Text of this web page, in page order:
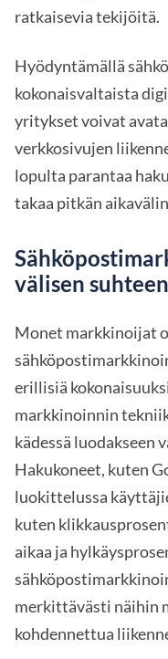
ratkaisevia tekijöitä.
Hyödyntämällä
kokonaisvaltaista
yritykset voivat
verkkosivujen
lopulta parantaa
takaa pitkän
välisen
Monet markkinoijat
erillisiä
markkinoinnin
kädessä luodakseen
Hakukoneet, kuten
luokittelussa
kuten
aikaa ja
merkittävästi näihin
kohdennettua